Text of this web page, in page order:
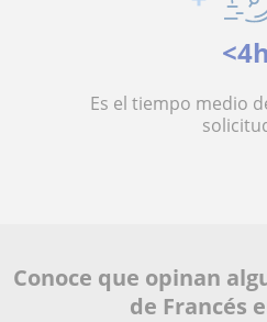
<4h
Es el tiempo medio
Conoce que opinan
de Francés